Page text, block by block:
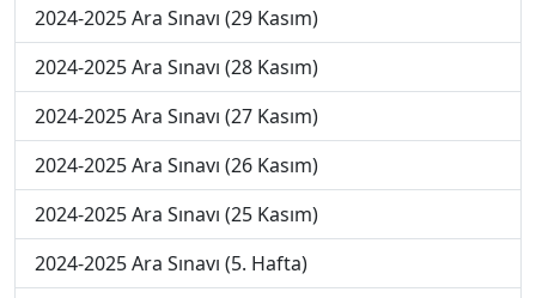
2024-2025 Ara Sınavı (29 Kasım)
2024-2025 Ara Sınavı (28 Kasım)
2024-2025 Ara Sınavı (27 Kasım)
2024-2025 Ara Sınavı (26 Kasım)
2024-2025 Ara Sınavı (25 Kasım)
2024-2025 Ara Sınavı (5. Hafta)